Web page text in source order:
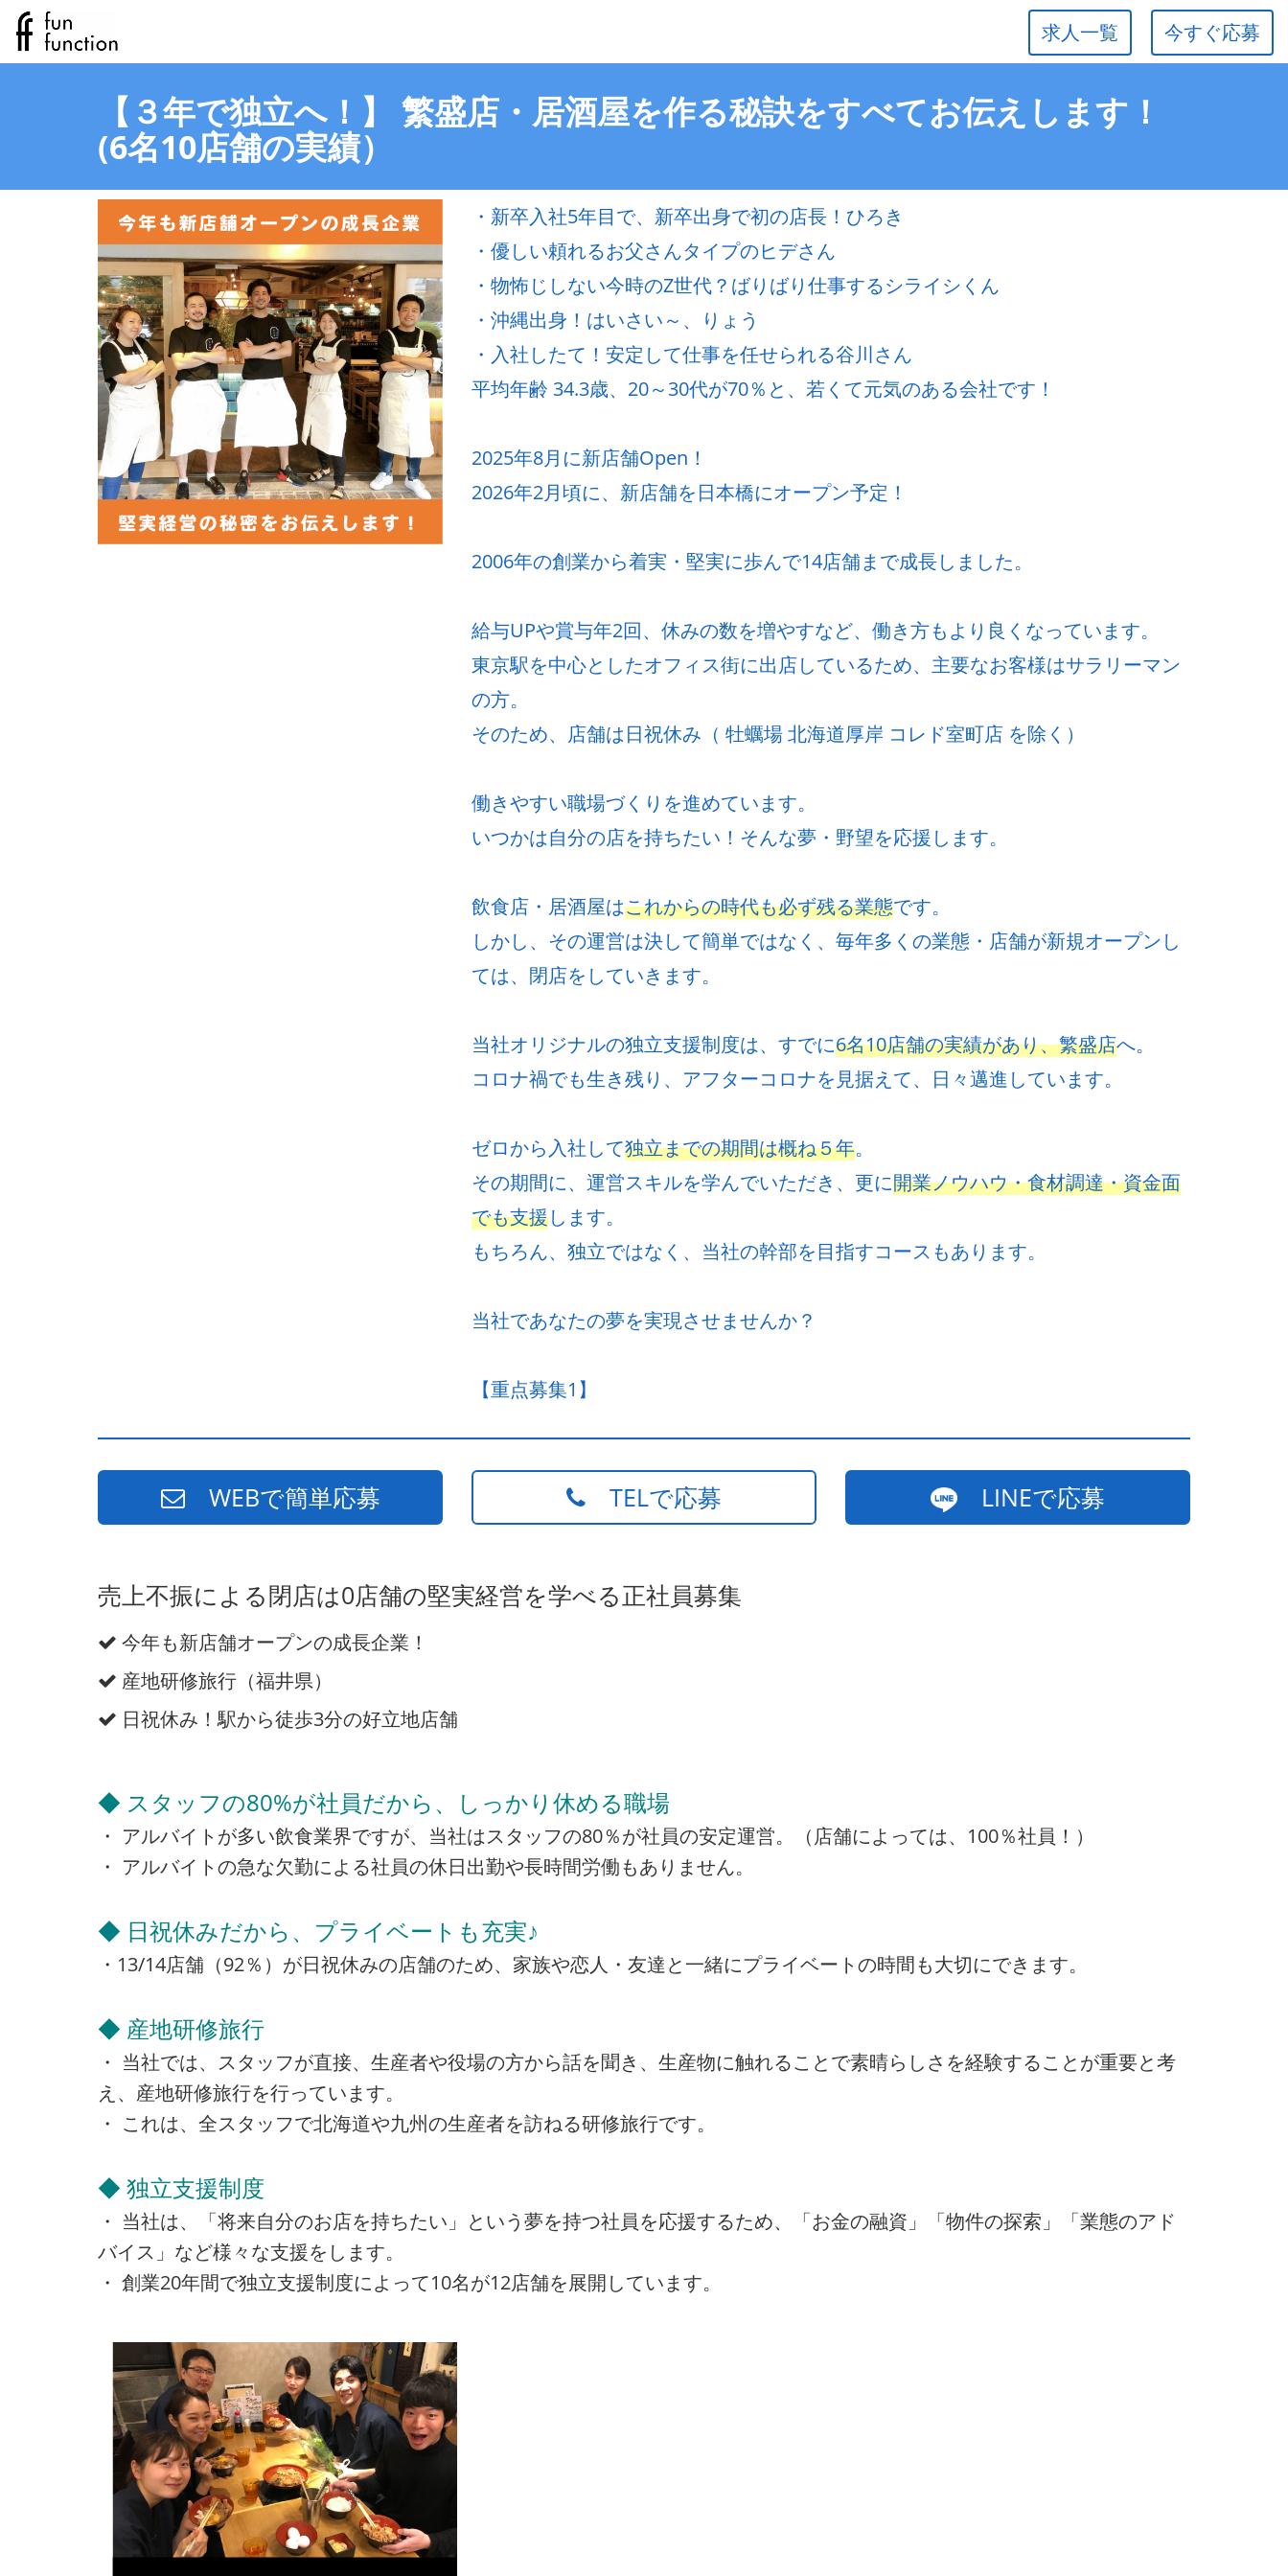
今すぐ応募
求人一覧
【３年で独立へ！】 繁盛店・居酒屋を作る秘訣をすべてお伝えします！
(6名10店舗の実績）
・新卒入社5年目で、新卒出身で初の店長！ひろき
・優しい頼れるお父さんタイプのヒデさん
・物怖じしない今時のZ世代？ばりばり仕事するシライシくん
・沖縄出身！はいさい～、りょう
・入社したて！安定して仕事を任せられる谷川さん
平均年齢 34.3歳、20～30代が70％と、若くて元気のある会社です！
2025年8月に新店舗Open！
2026年2月頃に、新店舗を日本橋にオープン予定！
2006年の創業から着実・堅実に歩んで14店舗まで成長しました。
給与UPや賞与年2回、休みの数を増やすなど、働き方もより良くなっています。
東京駅を中心としたオフィス街に出店しているため、主要なお客様はサラリーマン
の方。
そのため、店舗は日祝休み（ 牡蠣場 北海道厚岸 コレド室町店 を除く）
働きやすい職場づくりを進めています。
いつかは自分の店を持ちたい！そんな夢・野望を応援します。
飲食店・居酒屋はこれからの時代も必ず残る業態です。
しかし、その運営は決して簡単ではなく、毎年多くの業態・店舗が新規オープンし
ては、閉店をしていきます。
当社オリジナルの独立支援制度は、すでに6名10店舗の実績があり、繁盛店へ。
コロナ禍でも生き残り、アフターコロナを見据えて、日々邁進しています。
ゼロから入社して独立までの期間は概ね５年。
その期間に、運営スキルを学んでいただき、更に開業ノウハウ・食材調達・資金面
でも支援します。
もちろん、独立ではなく、当社の幹部を目指すコースもあります。
当社であなたの夢を実現させませんか？
【重点募集1】
WEBで簡単応募 TELで応募 LINEで応募
売上不振による閉店は0店舗の堅実経営を学べる正社員募集
今年も新店舗オープンの成長企業！
産地研修旅行（福井県）
日祝休み！駅から徒歩3分の好立地店舗
◆ スタッフの80%が社員だから、しっかり休める職場
・ アルバイトが多い飲食業界ですが、当社はスタッフの80％が社員の安定運営。（店舗によっては、100％社員！）
・ アルバイトの急な欠勤による社員の休日出勤や長時間労働もありません。
◆ 日祝休みだから、プライベートも充実♪
・13/14店舗（92％）が日祝休みの店舗のため、家族や恋人・友達と一緒にプライベートの時間も大切にできます。
◆ 産地研修旅行
・ 当社では、スタッフが直接、生産者や役場の方から話を聞き、生産物に触れることで素晴らしさを経験することが重要と考
え、産地研修旅行を行っています。
・ これは、全スタッフで北海道や九州の生産者を訪ねる研修旅行です。
◆ 独立支援制度
・ 当社は、「将来自分のお店を持ちたい」という夢を持つ社員を応援するため、「お金の融資」「物件の探索」「業態のアド
バイス」など様々な支援をします。
・ 創業20年間で独立支援制度によって10名が12店舗を展開しています。